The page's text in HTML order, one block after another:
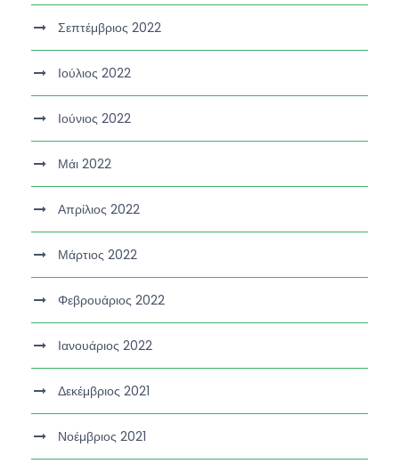
Σεπτέμβριος 2022
Ιούλιος 2022
Ιούνιος 2022
Μάι 2022
Απρίλιος 2022
Μάρτιος 2022
Φεβρουάριος 2022
Ιανουάριος 2022
Δεκέμβριος 2021
Νοέμβριος 2021